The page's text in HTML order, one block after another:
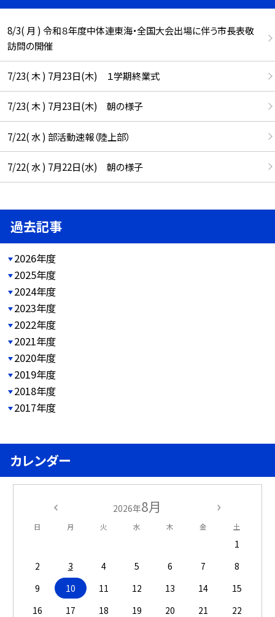
8/3( 月 ) 令和８年度中体連東海・全国大会出場に伴う市長表敬
訪問の開催
7/23( 木 ) 7月23日(木) １学期終業式
7/23( 木 ) 7月23日(木) 朝の様子
7/22( 水 ) 部活動速報（陸上部）
7/22( 水 ) 7月22日(水) 朝の様子
過去記事
2026年度
2025年度
2024年度
2023年度
2022年度
2021年度
2020年度
2019年度
2018年度
2017年度
カレンダー
2026年8月
日 月 火 水 木 金 土
1
2
3 4 5 6 7
8
9
10 11 12 13 14
15
16
17 18 19 20 21
22